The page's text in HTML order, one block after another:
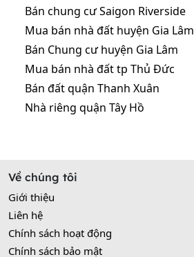
Bán chung cư Saigon Riverside
Mua bán nhà đất huyện Gia Lâm
Bán Chung cư huyện Gia Lâm
Mua bán nhà đất tp Thủ Đức
Bán đất quận Thanh Xuân
Nhà riêng quận Tây Hồ
Về chúng tôi
Giới thiệu
Liên hệ
Chính sách hoạt động
Chính sách bảo mật